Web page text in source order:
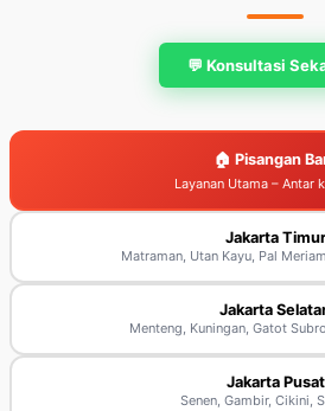
💬 Konsultasi
🏠 Pisangan
Layanan Utama – Antar
Jakarta Timur
Matraman, Utan Kayu, Pal
Jakarta
Menteng, Kuningan, Gatot
Jakarta Pusat
Senen, Gambir, Cikini,